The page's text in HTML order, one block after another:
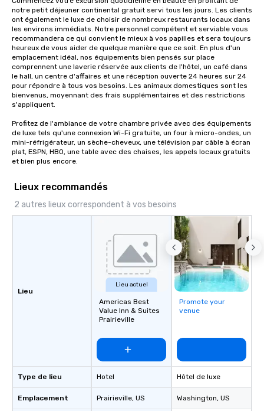
so you can expect a fun, engaging,
and spooky event.
notre petit déjeuner continental gratuit servi tous les jours. Les clients
ont également le luxe de choisir de nombreux restaurants locaux dans
les environs immédiats. Notre personnel compétent et serviable vous
recommandera ce qui convient le mieux à vos papilles et sera toujours
heureux de vous aider de quelque manière que ce soit. En plus d'un
emplacement idéal, nos équipements bien pensés sur place
comprennent une laverie réservée aux clients de l'hôtel, un café dans
le hall, un centre d'affaires et une réception ouverte 24 heures sur 24
pour répondre à tous vos besoins. Les animaux domestiques sont les
bienvenus, moyennant des frais supplémentaires et des restrictions
s'appliquent.
Profitez de l'ambiance de votre chambre privée avec des équipements
de luxe tels qu'une connexion Wi-Fi gratuite, un four à micro-ondes, un
mini-réfrigérateur, un sèche-cheveux, une télévision par câble à écran
plat, ESPN, HBO, une table avec des chaises, les appels locaux gratuits
et bien plus encore.
Lieux recommandés
2 autres lieux correspondent à vos besoins
Lieu
Type de lieu
Emplacement
Lieu actuel
Americas Best
Value Inn & Suites
Prairieville
Hotel
Prairieville, US
Promote your
venue
Hôtel de luxe
Washington, US